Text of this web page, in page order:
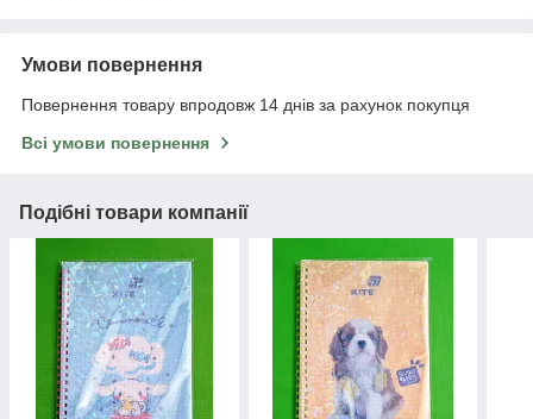
Умови повернення
Повернення товару впродовж 14 днів за рахунок покупця
Всі умови повернення
Подібні товари компанії